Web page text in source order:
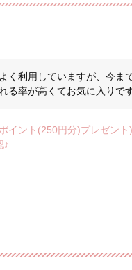
く利用していますが、今ま
る率が高くてお気に入りで
イント(250円分)プレゼント)
♪